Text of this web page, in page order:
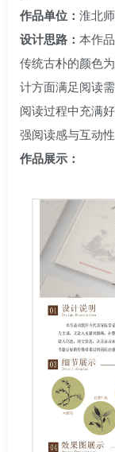
作品单位： 淮北
设计思路： 本作
传统古朴的颜色
计方面满足阅读
阅读过程中充满
强阅读感与互动性
作品展示：